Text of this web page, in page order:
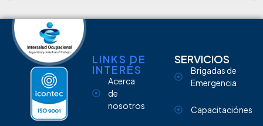
LINKS DE
INTERÉS
Acerca
de
nosotros
SERVICIOS
Brigadas de
Emergencia
Capacitaciónes